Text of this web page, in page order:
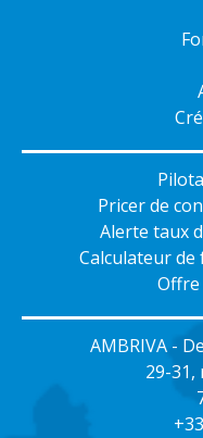
Pricer de
Alerte taux
Calculateur de
Offre
AMBRIVA -
29-31,